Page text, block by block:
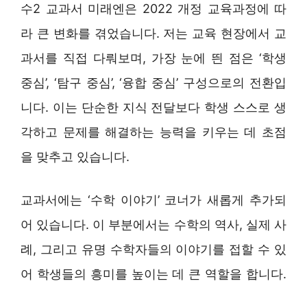
수2 교과서 미래엔은 2022 개정 교육과정에 따
라 큰 변화를 겪었습니다. 저는 교육 현장에서 교
과서를 직접 다뤄보며, 가장 눈에 띈 점은 ‘학생
중심’, ‘탐구 중심’, ‘융합 중심’ 구성으로의 전환입
니다. 이는 단순한 지식 전달보다 학생 스스로 생
각하고 문제를 해결하는 능력을 키우는 데 초점
을 맞추고 있습니다.
교과서에는 ‘수학 이야기’ 코너가 새롭게 추가되
어 있습니다. 이 부분에서는 수학의 역사, 실제 사
례, 그리고 유명 수학자들의 이야기를 접할 수 있
어 학생들의 흥미를 높이는 데 큰 역할을 합니다.